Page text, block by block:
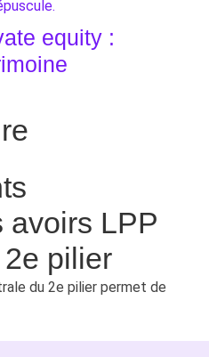
equity :
avoirs LPP
pilier
du 2e pilier permet de